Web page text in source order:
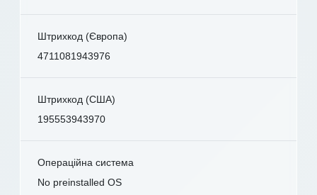
Штрихкод (Європа)
4711081943976
Штрихкод (США)
195553943970
Операційна система
No preinstalled OS